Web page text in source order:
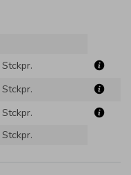
Stckpr.
Stckpr.
Stckpr.
Stckpr.